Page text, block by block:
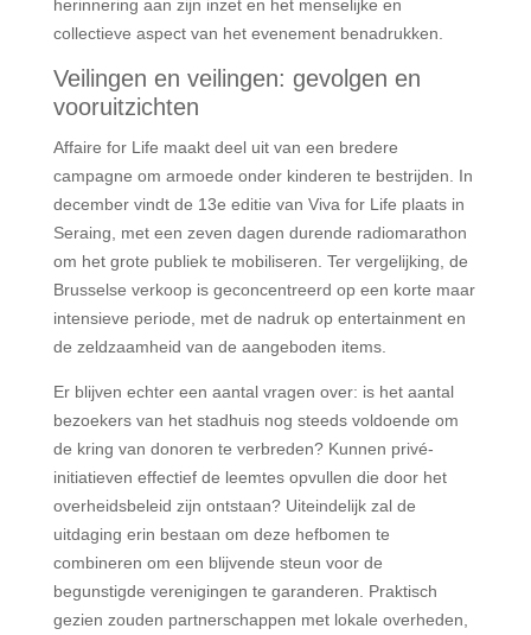
herinnering aan zijn inzet en het menselijke en
collectieve aspect van het evenement benadrukken.
Veilingen en veilingen: gevolgen en
vooruitzichten
Affaire for Life maakt deel uit van een bredere
campagne om armoede onder kinderen te bestrijden. In
december vindt de 13e editie van Viva for Life plaats in
Seraing, met een zeven dagen durende radiomarathon
om het grote publiek te mobiliseren. Ter vergelijking, de
Brusselse verkoop is geconcentreerd op een korte maar
intensieve periode, met de nadruk op entertainment en
de zeldzaamheid van de aangeboden items.
Er blijven echter een aantal vragen over: is het aantal
bezoekers van het stadhuis nog steeds voldoende om
de kring van donoren te verbreden? Kunnen privé-
initiatieven effectief de leemtes opvullen die door het
overheidsbeleid zijn ontstaan? Uiteindelijk zal de
uitdaging erin bestaan om deze hefbomen te
combineren om een blijvende steun voor de
begunstigde verenigingen te garanderen. Praktisch
gezien zouden partnerschappen met lokale overheden,